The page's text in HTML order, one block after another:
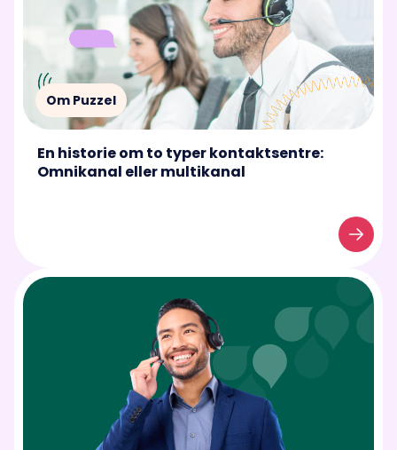
Om Puzzel
En historie om to typer kontaktsentre:
Omnikanal eller multikanal